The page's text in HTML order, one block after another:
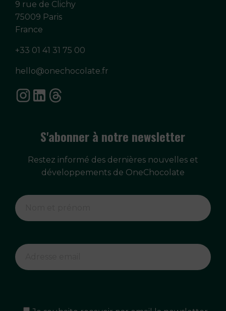
9 rue de Clichy
75009 Paris
France
+33 01 41 31 75 00
hello@onechocolate.fr
S'abonner à notre newsletter
Restez informé des dernières nouvelles et
développements de OneChocolate